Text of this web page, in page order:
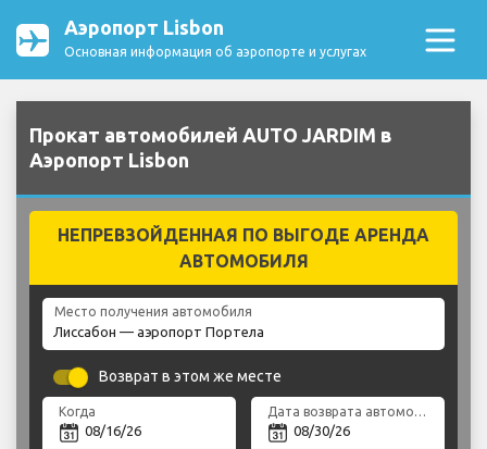
Аэропорт Lisbon
Основная информация об аэропорте и услугах
Прокат автомобилей AUTO JARDIM в
Аэропорт Lisbon
НЕПРЕВЗОЙДЕННАЯ ПО ВЫГОДЕ АРЕНДА
АВТОМОБИЛЯ
Место получения автомобиля
Возврат в этом же месте
Когда Дата возврата автомобиля